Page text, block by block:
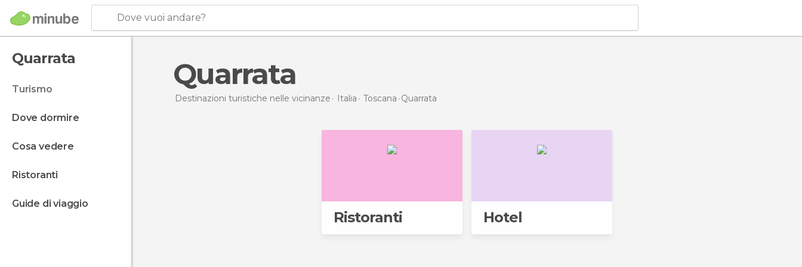
Dove vuoi andare?
Quarrata
turismo
dove dormire
cosa vedere
ristoranti
guide di viaggio
Quarrata
Destinazioni turistiche nelle vicinanze Italia Toscana Quarrata
Ristoranti Hotel